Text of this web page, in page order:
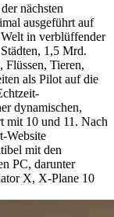
nächsten
ausgeführt auf
in verblüffender
1,5 Mrd.
Flüssen, Tieren,
als Pilot auf die
dynamischen,
mit 10 und 11. Nach
Website
mit den
PC, darunter
X, X-Plane 10